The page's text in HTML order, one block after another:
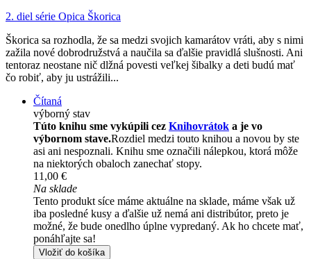
2. diel série Opica Škorica
Škorica sa rozhodla, že sa medzi svojich kamarátov vráti, aby s nimi
zažila nové dobrodružstvá a naučila sa ďalšie pravidlá slušnosti. Ani
tentoraz neostane nič dlžná povesti veľkej šibalky a deti budú mať
čo robiť, aby ju ustrážili...
Čítaná
výborný stav
Túto knihu sme vykúpili cez Knihovrátok a je vo
výbornom stave.Rozdiel medzi touto knihou a novou by ste
asi ani nespoznali. Knihu sme označili nálepkou, ktorá môže
na niektorých obaloch zanechať stopy.
11,00 €
Na sklade
Tento produkt síce máme aktuálne na sklade, máme však už
iba posledné kusy a ďalšie už nemá ani distribútor, preto je
možné, že bude onedlho úplne vypredaný. Ak ho chcete mať,
ponáhľajte sa!
Vložiť do košíka